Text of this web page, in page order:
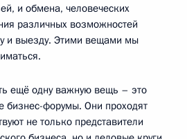
и обмена, человеческих
различных возможностей
и выезду. Этими вещами мы
ещё одну важную вещь – это
бизнес-форумы. Они проходят
не только представители